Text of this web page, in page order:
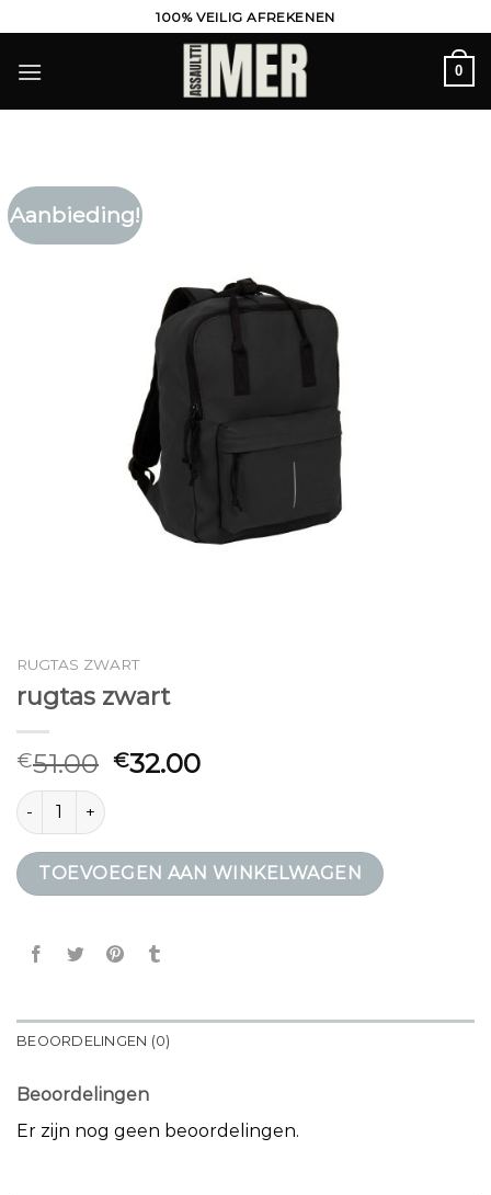
naar
inhoud
100% VEILIG AFREKENEN
0
Aanbieding!
RUGTAS ZWART
rugtas zwart
€51.00 €32.00
rugtas zwart aantal
TOEVOEGEN AAN WINKELWAGEN
BEOORDELINGEN (0)
Beoordelingen
Er zijn nog geen beoordelingen.